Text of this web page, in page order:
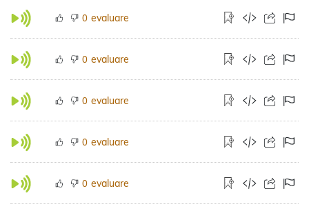
0 evaluare
0 evaluare
0 evaluare
0 evaluare
0 evaluare